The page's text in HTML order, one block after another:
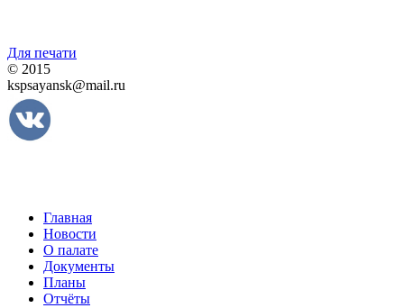
Для печати
© 2015
kspsayansk@mail.ru
Главная
Новости
О палате
Документы
Планы
Отчёты